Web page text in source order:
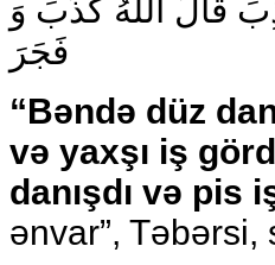
قالَ اللهُ كَذَبَ وَ
فَجَرَ
“Bəndə düz
və yaxşı iş
danışdı və pis
ənvar”, Təbərsi,